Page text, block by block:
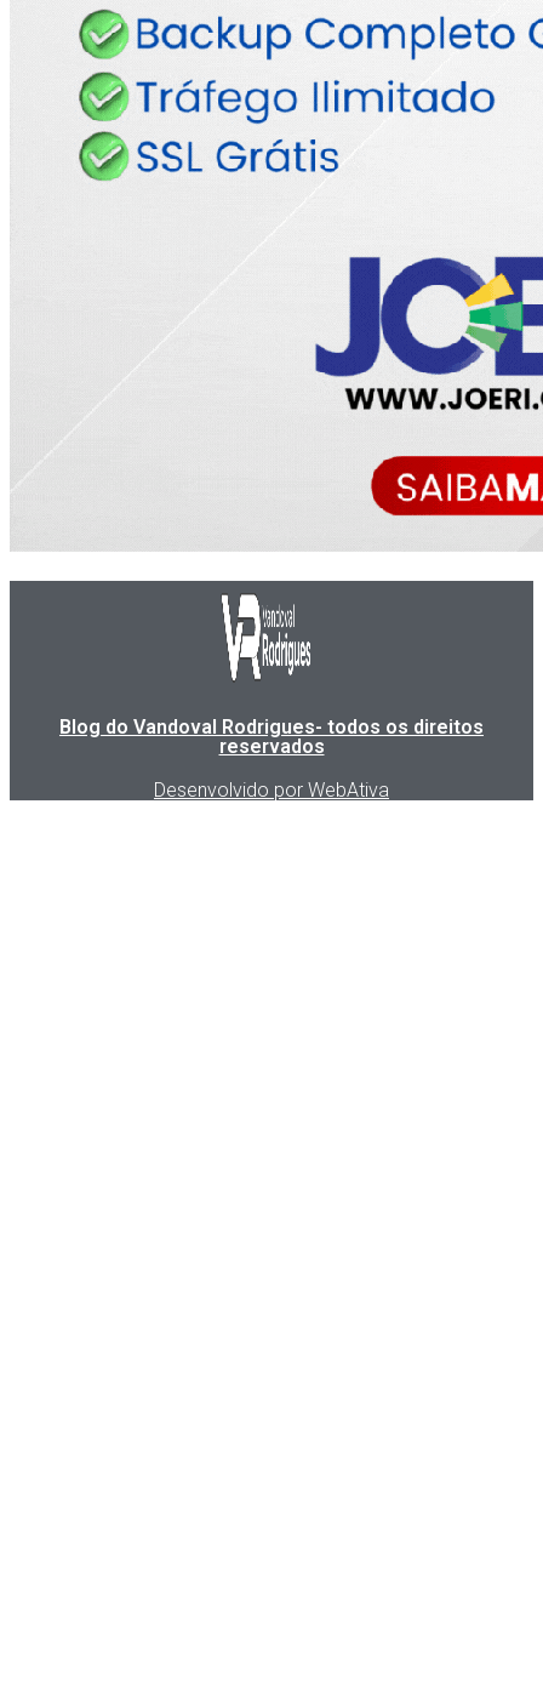
Blog do Vandoval Rodrigues- todos os direitos
reservados
Desenvolvido por WebAtiva